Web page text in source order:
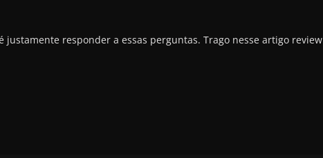
responder a essas perguntas. Trago nesse artigo review